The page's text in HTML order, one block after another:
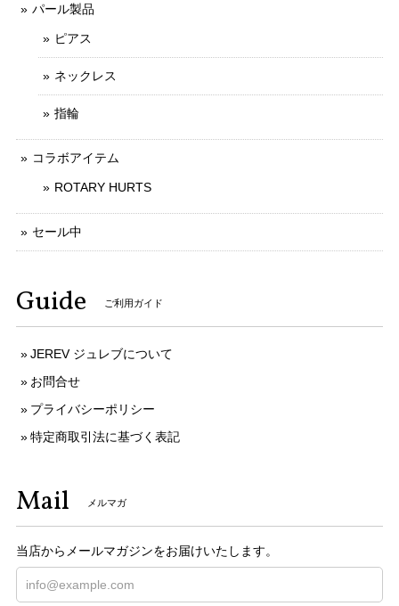
パール製品
ピアス
ネックレス
指輪
コラボアイテム
ROTARY HURTS
セール中
Guide ご利用ガイド
JEREV ジュレブについて
お問合せ
プライバシーポリシー
特定商取引法に基づく表記
Mail メルマガ
当店からメールマガジンをお届けいたします。